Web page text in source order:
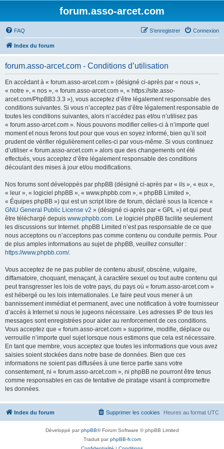
forum.asso-arcet.com
FAQ Connexion
S’enregistrer
Index du forum
forum.asso-arcet.com - Conditions d’utilisation
En accédant à « forum.asso-arcet.com » (désigné ci-après par « nous »,
« notre », « nos », « forum.asso-arcet.com », « https://site.asso-
arcet.com/PhpBB3.3.3 »), vous acceptez d’être légalement responsable des
conditions suivantes. Si vous n’acceptez pas d’être légalement responsable de
toutes les conditions suivantes, alors n’accédez pas et/ou n’utilisez pas
« forum.asso-arcet.com ». Nous pouvons modifier celles-ci à n’importe quel
moment et nous ferons tout pour que vous en soyez informé, bien qu’il soit
prudent de vérifier régulièrement celles-ci par vous-même. Si vous continuez
d’utiliser « forum.asso-arcet.com » alors que des changements ont été
effectués, vous acceptez d’être légalement responsable des conditions
découlant des mises à jour et/ou modifications.
Nos forums sont développés par phpBB (désigné ci-après par « ils », « eux »,
« leur », « logiciel phpBB », « www.phpbb.com », « phpBB Limited »,
« Équipes phpBB ») qui est un script libre de forum, déclaré sous la licence «
GNU General Public License v2 » (désigné ci-après par « GPL ») et qui peut
être téléchargé depuis www.phpbb.com. Le logiciel phpBB facilite seulement
les discussions sur Internet. phpBB Limited n’est pas responsable de ce que
nous acceptons ou n’acceptons pas comme contenu ou conduite permis. Pour
de plus amples informations au sujet de phpBB, veuillez consulter :
https://www.phpbb.com/.
Vous acceptez de ne pas publier de contenu abusif, obscène, vulgaire,
diffamatoire, choquant, menaçant, à caractère sexuel ou tout autre contenu qui
peut transgresser les lois de votre pays, du pays où « forum.asso-arcet.com »
est hébergé ou les lois internationales. Le faire peut vous mener à un
bannissement immédiat et permanent, avec une notification à votre fournisseur
d’accès à Internet si nous le jugeons nécessaire. Les adresses IP de tous les
messages sont enregistrées pour aider au renforcement de ces conditions.
Vous acceptez que « forum.asso-arcet.com » supprime, modifie, déplace ou
verrouille n’importe quel sujet lorsque nous estimons que cela est nécessaire.
En tant que membre, vous acceptez que toutes les informations que vous avez
saisies soient stockées dans notre base de données. Bien que ces
informations ne soient pas diffusées à une tierce partie sans votre
consentement, ni « forum.asso-arcet.com », ni phpBB ne pourront être tenus
comme responsables en cas de tentative de piratage visant à compromettre
les données.
Index du forum Heures au format UTC
Supprimer les cookies
Développé parphpBB® Forum Software © phpBB Limited
Traduit parphpBB-fr.com